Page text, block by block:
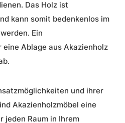
Das Holz ist
kann somit bedenkenlos im
Ein
eine Ablage aus Akazienholz
und ihrer
Akazienholzmöbel eine
jeden Raum in Ihrem